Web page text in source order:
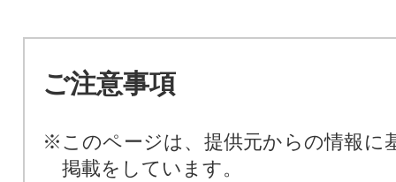
ご注意事項
※このページは、提供元からの情報に
掲載をしています。